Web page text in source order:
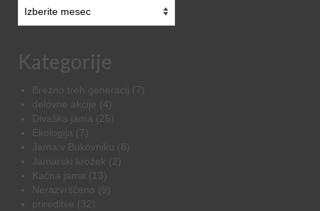
starejših
Kategorije
Brezno treh generacij (7)
delovne akcije (4)
Divaška jama (25)
Ekologija (7)
Jama v Bukovniku
(8)
Jamarski krožek (2)
Kačna jama (13)
Nerazvrščeno (9)
prireditve (32)